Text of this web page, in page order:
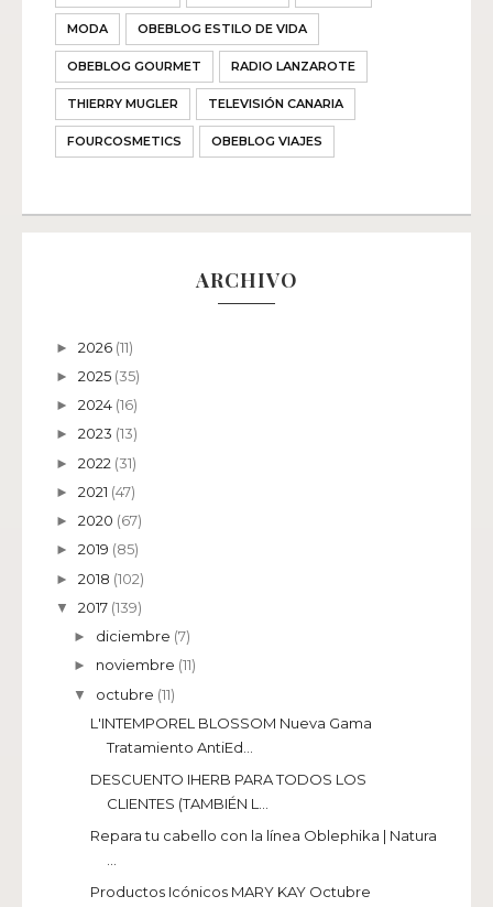
MODA OBEBLOG ESTILO DE VIDA
OBEBLOG GOURMET RADIO LANZAROTE
THIERRY MUGLER TELEVISIÓN CANARIA
FOURCOSMETICS OBEBLOG VIAJES
ARCHIVO
► 2026 (11)
► 2025 (35)
► 2024 (16)
► 2023 (13)
► 2022 (31)
► 2021 (47)
► 2020 (67)
► 2019 (85)
► 2018 (102)
▼ 2017 (139)
► diciembre (7)
► noviembre (11)
▼ octubre (11)
L'INTEMPOREL BLOSSOM Nueva Gama
Tratamiento AntiEd...
DESCUENTO IHERB PARA TODOS LOS
CLIENTES (TAMBIÉN L...
Repara tu cabello con la línea Oblephika | Natura
Productos Icónicos MARY KAY Octubre